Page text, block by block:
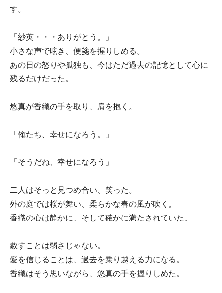
す。
「紗英・・・ありがとう。」
小さな声で呟き、便箋を握りしめる。
あの日の怒りや孤独も、今はただ過去の記憶として心に
残るだけだった。
悠真が香織の手を取り、肩を抱く。
「俺たち、幸せになろう。」
「そうだね、幸せになろう」
二人はそっと見つめ合い、笑った。
外の庭では桜が舞い、柔らかな春の風が吹く。
香織の心は静かに、そして確かに満たされていた。
赦すことは弱さじゃない。
愛を信じることは、過去を乗り越える力になる。
香織はそう思いながら、悠真の手を握りしめた。